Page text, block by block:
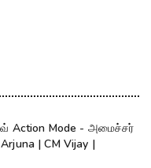
Mode - அமைச்சர்
| CM Vijay |